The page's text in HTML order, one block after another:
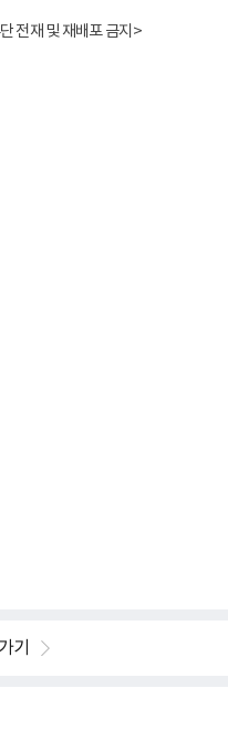
전재 및 재배포 금지>
기